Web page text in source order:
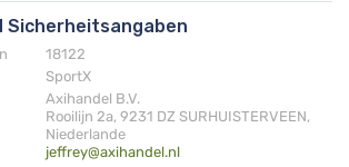
Sicherheitsangaben
18122
SportX
Axihandel B.V.
Rooilijn 2a, 9231 DZ SURHUISTERVEEN,
Niederlande
jeffrey@axihandel.nl